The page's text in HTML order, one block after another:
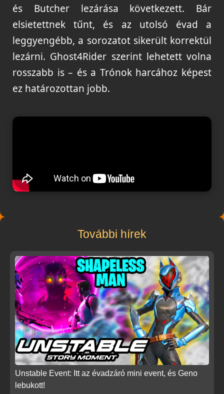
és Butcher lezárása következett. Bár
elsietettnek tűnt, és az utolsó évad a
leggyengébb, a sorozatot sikerült korrektül
lezárni. Ghost4Rider szerint lehetett volna
rosszabb is – és a Trónok harcához képest
ez határozottan jobb.
További hírek
Unstable Event: Itt az évadzáró mini event, és Geno
lebukott!